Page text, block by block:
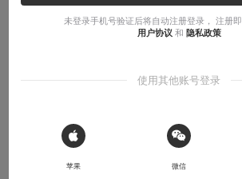
吉考斯工业
未登录手机号验证后将自动注册登录， 注册
用户协议 和 隐私政策
使用其他账号登录
 Sign in with Apple
苹果 微信